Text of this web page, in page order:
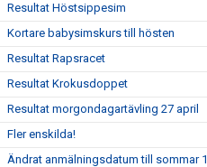
Resultat Höstsippesim
Kortare babysimskurs till hösten
Resultat Rapsracet
Resultat Krokusdoppet
Resultat morgondagartävling 27 april
Fler enskilda!
Ändrat anmälningsdatum till sommar 1